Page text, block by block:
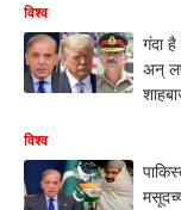
विश्व
गंदा है
अन्
विश्व